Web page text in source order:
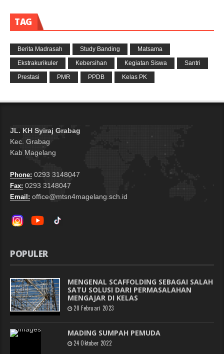
TAG
Berita Madrasah Study Banding
Matsama
Ekstrakurikuler
Kebersihan Kegiatan Siswa
Santri
Prestasi
PMR PPDB Kelas PK
JL. KH Syiraj Grabag
Kec. Grabag
Kab Magelang
Phone: 0293 3148047
Fax: 0293 3148047
Email: office@mtsn4magelang.sch.id
POPULER
MENGENAL SCAFFOLDING SEBAGAI SALAH
SATU SOLUSI DARI PERMASALAHAN
MENGAJAR DI KELAS
20 Februari 2023
MADING SUMPAH PEMUDA
24 Oktober 2022